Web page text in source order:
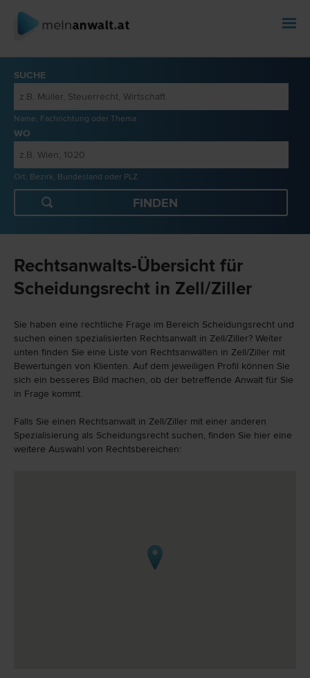
SUCHE
Name, Fachrichtung oder Thema
WO
Ort, Bezirk, Bundesland oder PLZ
Rechtsanwalts-Übersicht für
Scheidungsrecht in Zell/Ziller
Sie haben eine rechtliche Frage im Bereich Scheidungsrecht und
suchen einen spezialisierten Rechtsanwalt in Zell/Ziller? Weiter
unten finden Sie eine Liste von Rechtsanwälten in Zell/Ziller mit
Bewertungen von Klienten. Auf dem jeweiligen Profil können Sie
sich ein besseres Bild machen, ob der betreffende Anwalt für Sie
in Frage kommt.
Falls Sie einen Rechtsanwalt in Zell/Ziller mit einer anderen
Spezialisierung als Scheidungsrecht suchen, finden Sie hier eine
weitere Auswahl von Rechtsbereichen: